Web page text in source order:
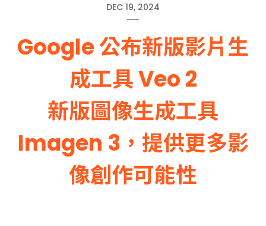
DEC 19, 2024
Google 公布新版影片生
成工具 Veo 2
新版圖像生成工具
Imagen 3，提供更多影
像創作可能性